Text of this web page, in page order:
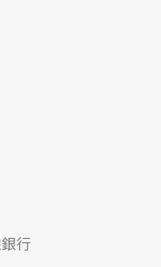
行